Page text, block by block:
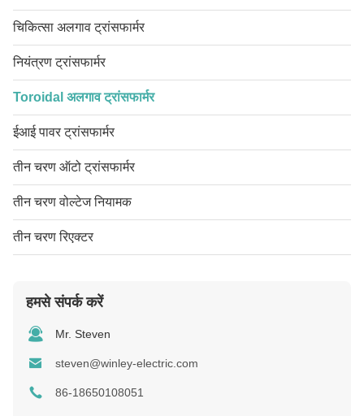
चिकित्सा अलगाव ट्रांसफार्मर
नियंत्रण ट्रांसफार्मर
Toroidal अलगाव ट्रांसफार्मर
ईआई पावर ट्रांसफार्मर
तीन चरण ऑटो ट्रांसफार्मर
तीन चरण वोल्टेज नियामक
तीन चरण रिएक्टर
हमसे संपर्क करें
Mr. Steven
steven@winley-electric.com
86-18650108051